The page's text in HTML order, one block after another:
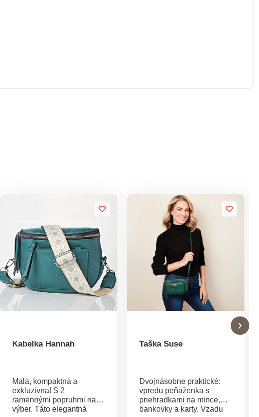
Kabelka Hannah
Malá, kompaktná a
exkluzívna! S 2
ramennými popruhmi na
výber. Táto elegantná
Taška Suse
Dvojnásobne praktické:
vpredu peňaženka s
priehradkami na mince,
bankovky a karty. Vzadu